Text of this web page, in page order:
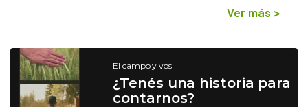
Ver más >
El campo y vos
¿Tenés una historia para
contarnos?